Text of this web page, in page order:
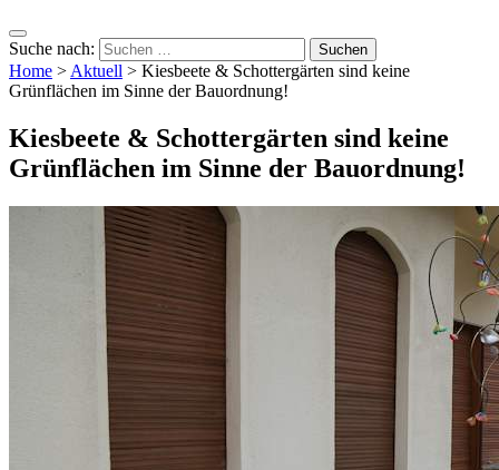
Suche nach:
Home > Aktuell > Kiesbeete & Schottergärten sind keine
Grünflächen im Sinne der Bauordnung!
Kiesbeete & Schottergärten sind keine
Grünflächen im Sinne der Bauordnung!